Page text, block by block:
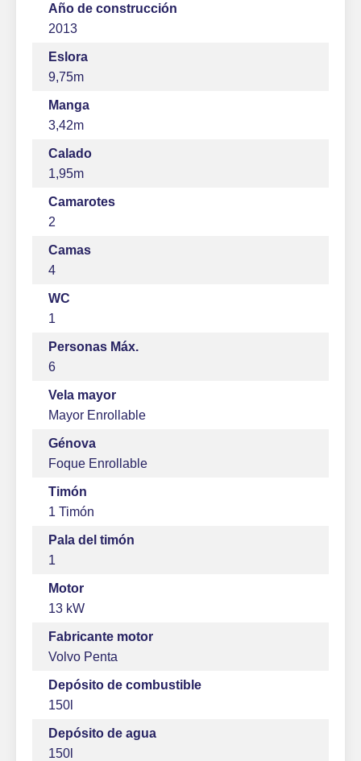
Año de construcción
2013
Eslora
9,75m
Manga
3,42m
Calado
1,95m
Camarotes
2
Camas
4
WC
1
Personas Máx.
6
Vela mayor
Mayor Enrollable
Génova
Foque Enrollable
Timón
1 Timón
Pala del timón
1
Motor
13 kW
Fabricante motor
Volvo Penta
Depósito de combustible
150l
Depósito de agua
150l